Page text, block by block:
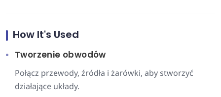
How It's Used
Tworzenie obwodów
Połącz przewody, źródła i żarówki, aby stworzyć
działające układy.